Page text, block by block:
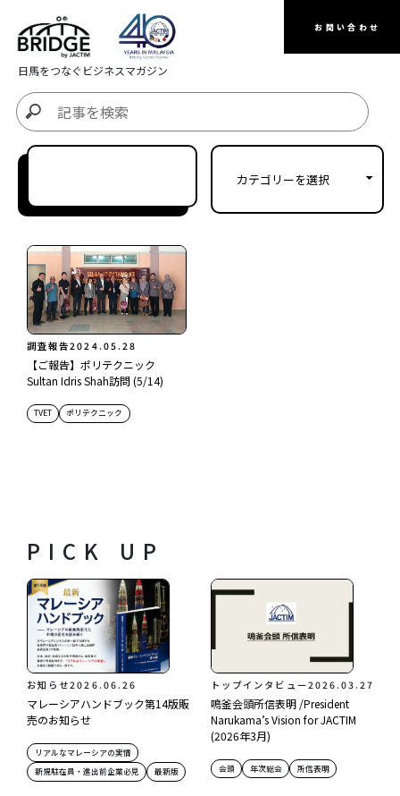
お問い合わせ
日馬をつなぐビジネスマガジン
調査報告2024.05.28
【ご報告】ポリテクニック
Sultan Idris Shah訪問 (5/14)
TVET ポリテクニック
PICK UP
お知らせ2026.06.26
マレーシアハンドブック第14版販
売のお知らせ
リアルなマレーシアの実情
新規駐在員・進出前企業必見
最新版
トップインタビュー2026.03.27
鳴釜会頭所信表明 /President
Narukama’s Vision for JACTIM
(2026年3月)
会頭 年次総会 所信表明